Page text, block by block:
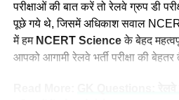
दक्षिण पश्चिम
6581
पश्चिम मध्य
11636
पश्चिम
30667
परीक्षाओं की बात करें तो रेलवे ग्रुप डी
पूछे गये थे, जिसमें अधिकाश सवाल
में हम NCERT Scienceके बेहद
आपको आगामी रेलवे भर्ती परीक्षा की बेहतर